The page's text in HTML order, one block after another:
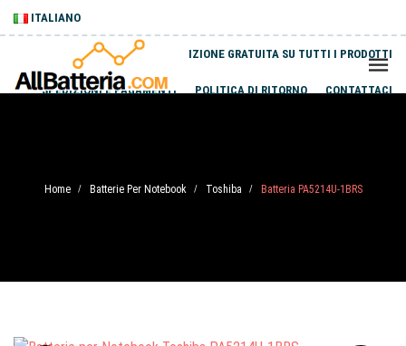
ITALIANO
SPEDIZIONE GRATUITA SU TUTTI I PRODOTTI
SPEDIZIONI E PAGAMENTI POLITICA DI RITORNO CONTATTACI
Home / Batterie Per Notebook / Toshiba / Batteria PA5214U-1BRS